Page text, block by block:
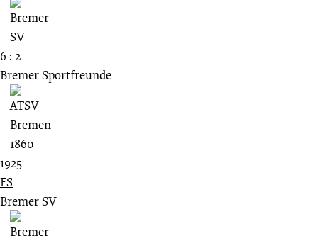
6 : 2
Bremer Sportfreunde
1925
FS
Bremer SV